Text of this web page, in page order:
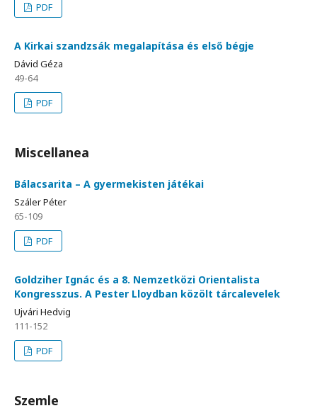
PDF
A Kirkai szandzsák megalapítása és első bégje
Dávid Géza
49-64
PDF
Miscellanea
Bálacsarita – A gyermekisten játékai
Száler Péter
65-109
PDF
Goldziher Ignác és a 8. Nemzetközi Orientalista
Kongresszus. A Pester Lloydban közölt tárcalevelek
Ujvári Hedvig
111-152
PDF
Szemle